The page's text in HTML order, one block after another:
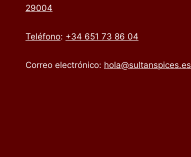
29004
Teléfono: +34 651 73 86 04
Correo electrónico: hola@sultanspices.es